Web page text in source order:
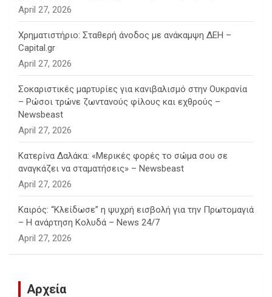
April 27, 2026
Χρηματιστήριο: Σταθερή άνοδος με ανάκαμψη ΔΕΗ –
Capital.gr
April 27, 2026
Σοκαριστικές μαρτυρίες για κανιβαλισμό στην Ουκρανία
– Ρώσοι τρώνε ζωντανούς φίλους και εχθρούς –
Newsbeast
April 27, 2026
Κατερίνα Δαλάκα: «Μερικές φορές το σώμα σου σε
αναγκάζει να σταματήσεις» – Newsbeast
April 27, 2026
Καιρός: “Κλείδωσε” η ψυχρή εισβολή για την Πρωτομαγιά
– Η ανάρτηση Κολυδά – News 24/7
April 27, 2026
Αρχεία